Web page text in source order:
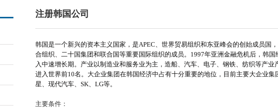
注册韩国公司
韩国是一个新兴的资本主义国家，是APEC、世界贸易组织和东亚峰会的创始成员国
合组织、二十国集团和联合国等重要国际组织的成员。1997年亚洲金融危机后，韩国
入中速增长期。产业以制造业和服务业为主，造船、汽车、电子、钢铁、纺织等产业
进入世界前10名。大企业集团在韩国经济中占有十分重要的地位，目前主要大企业集
星、现代汽车、SK、LG等。
主要条件：